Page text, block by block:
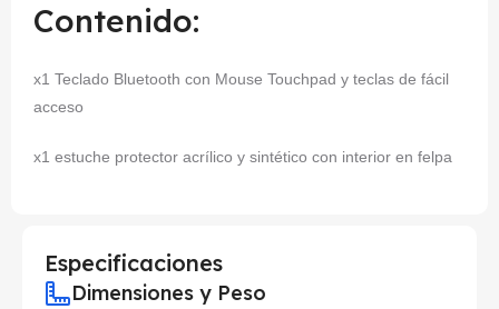
Contenido:
x1 Teclado Bluetooth con Mouse Touchpad y teclas de fácil
acceso
x1 estuche protector acrílico y sintético con interior en felpa
Especificaciones
Dimensiones y Peso